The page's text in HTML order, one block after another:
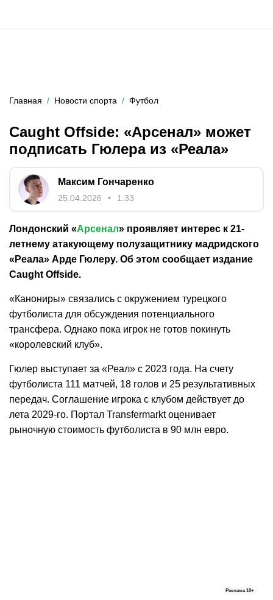
Главная Новости спорта Футбол
Caught Offside: «Арсенал» может
подписать Гюлера из «Реала»
Максим Гончаренко
25.04.2026 1:33
Лондонский «Арсенал» проявляет интерес к 21-
летнему атакующему полузащитнику мадридского
«Реала» Арде Гюлеру. Об этом сообщает издание
Caught Offside.
«Канониры» связались с окружением турецкого
футболиста для обсуждения потенциального
трансфера. Однако пока игрок не готов покинуть
«королевский клуб».
Гюлер выступает за «Реал» с 2023 года. На счету
футболиста 111 матчей, 18 голов и 25 результативных
передач. Соглашение игрока с клубом действует до
лета 2029-го. Портал Transfermarkt оценивает
рыночную стоимость футболиста в 90 млн евро.
Реклама 18+